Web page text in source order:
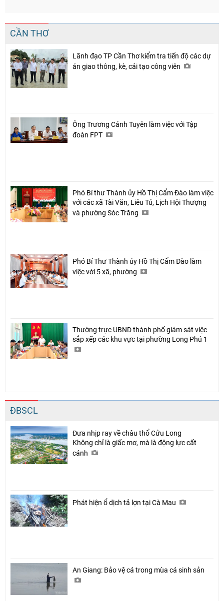
CẦN THƠ
Lãnh đạo TP Cần Thơ kiểm tra tiến độ các dự
án giao thông, kè, cải tạo công viên
Ông Trương Cảnh Tuyên làm việc với Tập
đoàn FPT
Phó Bí thư Thành ủy Hồ Thị Cẩm Đào làm việc
với các xã Tài Văn, Liêu Tú, Lịch Hội Thượng
và phường Sóc Trăng
Phó Bí Thư Thành ủy Hồ Thị Cẩm Đào làm
việc với 5 xã, phường
Thường trực UBND thành phố giám sát việc
sắp xếp các khu vực tại phường Long Phú 1
ĐBSCL
Đưa nhịp ray về châu thổ Cửu Long
Không chỉ là giấc mơ, mà là động lực cất
cánh
Phát hiện ổ dịch tả lợn tại Cà Mau
An Giang: Bảo vệ cá trong mùa cá sinh sản